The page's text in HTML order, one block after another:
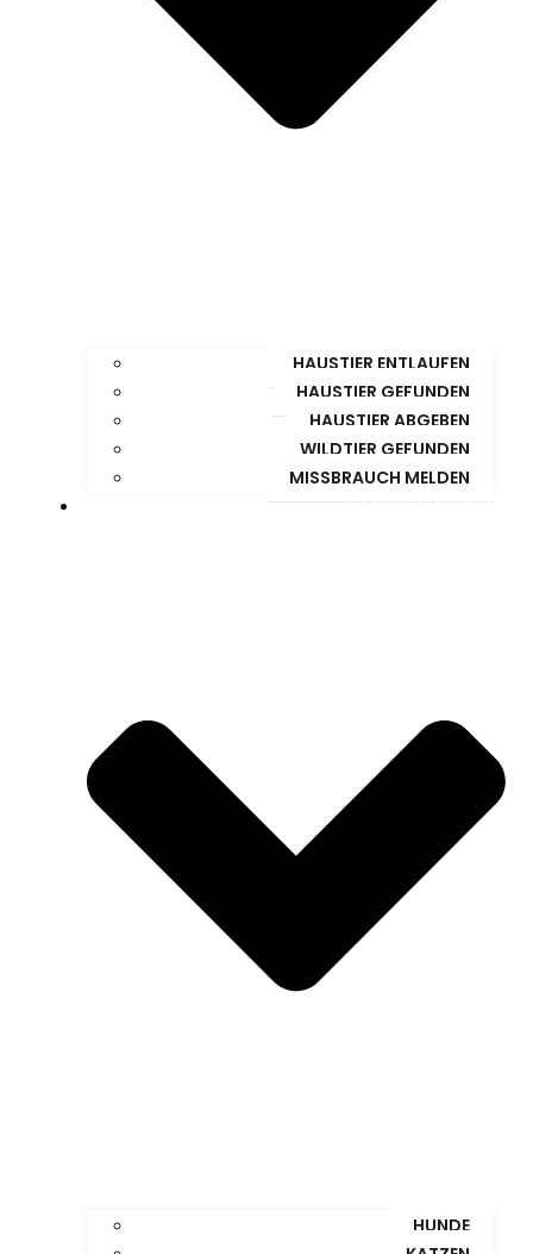
HAUSTIER ENTLAUFEN
HAUSTIER GEFUNDEN
HAUSTIER ABGEBEN
WILDTIER GEFUNDEN
MISSBRAUCH MELDEN
VERMITTLUNGEN
HUNDE